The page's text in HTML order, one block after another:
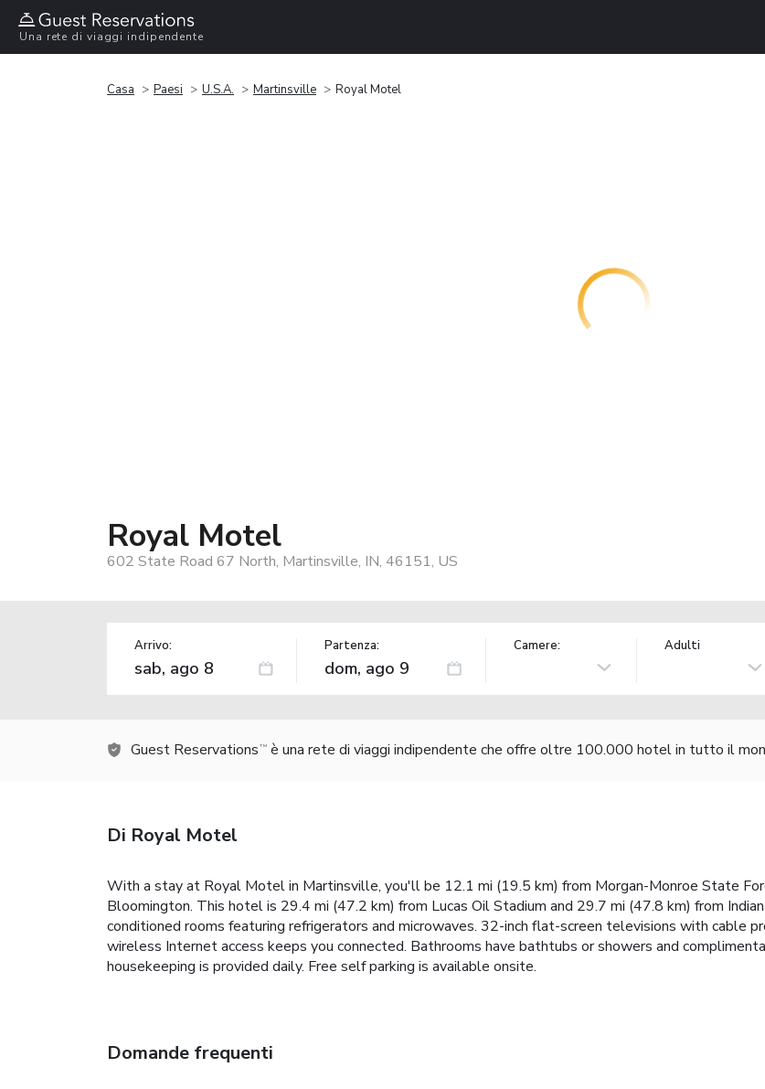
Una rete di viaggi indipendente
Casa Paesi U.S.A. Martinsville Royal Motel
Royal Motel
602 State Road 67 North, Martinsville, IN, 46151, US
Arrivo: Partenza: Camere: Adulti
Guest Reservations TM è una rete di viaggi indipendente che offre oltre 100.000 hotel in tutto il
Di Royal Motel
With a stay at Royal Motel in Martinsville, you'll be 12.1 mi (19.5 km) from Morgan-Monroe State
Bloomington. This hotel is 29.4 mi (47.2 km) from Lucas Oil Stadium and 29.7 mi (47.8 km) from
conditioned rooms featuring refrigerators and microwaves. 32-inch flat-screen televisions with cable
wireless Internet access keeps you connected. Bathrooms have bathtubs or showers and
housekeeping is provided daily. Free self parking is available onsite.
Domande frequenti